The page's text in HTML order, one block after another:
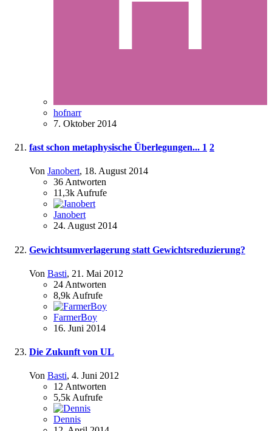
hofnarr
7. Oktober 2014
fast schon metaphysische Überlegungen... 1 2
Von Janobert, 18. August 2014
36 Antworten
11,3k Aufrufe
Janobert
24. August 2014
Gewichtsumverlagerung statt Gewichtsreduzierung?
Von Basti, 21. Mai 2012
24 Antworten
8,9k Aufrufe
FarmerBoy
16. Juni 2014
Die Zukunft von UL
Von Basti, 4. Juni 2012
12Antworten
5,5kAufrufe
Dennis